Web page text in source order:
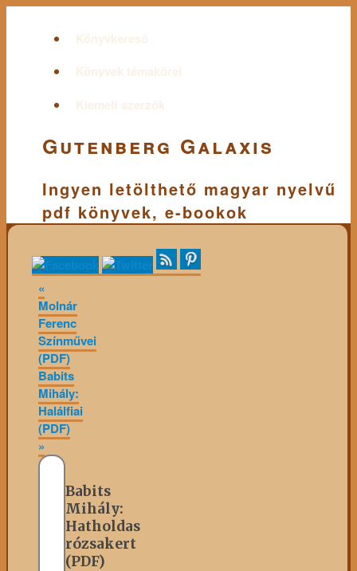
Könyvkereső
Könyvek témakörei
Kiemelt szerzők
Gutenberg Galaxis
Ingyen letölthető magyar nyelvű
pdf könyvek, e-bookok
«
Molnár
Ferenc
Színművei
(PDF)
Babits
Mihály:
Halálfiai
(PDF)
»
Babits
Mihály:
Hatholdas
rózsakert
(PDF)